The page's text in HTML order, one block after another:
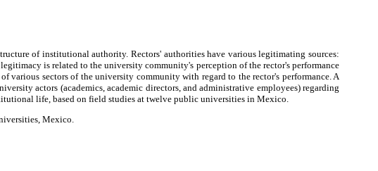
of institutional authority. Rectors' authorities have various legitimating sources:
is related to the university community's perception of the rector's performance
various sectors of the university community with regard to the rector's performance. A
actors (academics, academic directors, and administrative employees) regarding
life, based on field studies at twelve public universities in Mexico.
Mexico.